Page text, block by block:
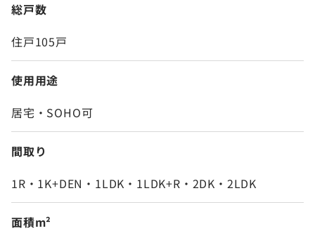
総戸数
住戸105戸
使用用途
居宅・SOHO可
間取り
1R・1K+DEN・1LDK・1LDK+R・2DK・2LDK
面積m²